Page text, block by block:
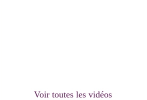
Voir toutes les vidéos